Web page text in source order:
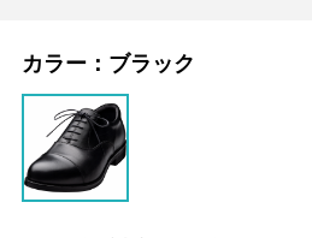
カラー： ブラック